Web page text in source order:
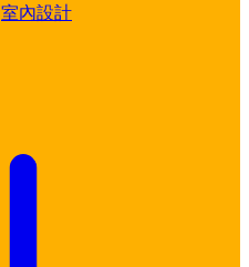
室內設計